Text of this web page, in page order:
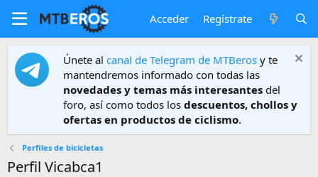
Acceder Regístrate
Únete al canal de Telegram de MTBeros y te
mantendremos informado con todas las
novedades y temas más interesantes del
foro, así como todos los descuentos, chollos y
ofertas en productos de ciclismo.
Perfiles de bicicletas
Perfil Vicabca1